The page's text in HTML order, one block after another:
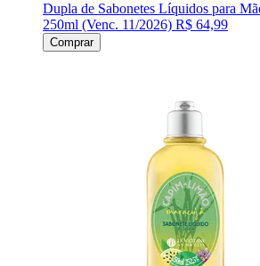
Dupla de Sabonetes Líquidos para
250ml (Venc. 11/2026) R$ 64,99
Comprar